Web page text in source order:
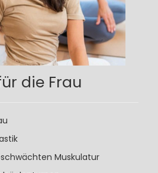
die Frau
Muskulatur